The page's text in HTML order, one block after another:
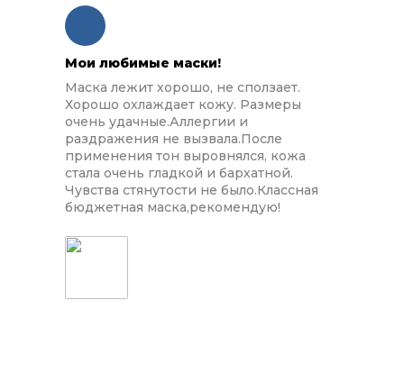
Мои любимые маски!
Маска лежит хорошо, не сползает.
Хорошо охлаждает кожу. Размеры
очень удачные.Аллергии и
раздражения не вызвала.После
применения тон выровнялся, кожа
стала очень гладкой и бархатной.
Чувства стянутости не было.Классная
бюджетная маска,рекомендую!